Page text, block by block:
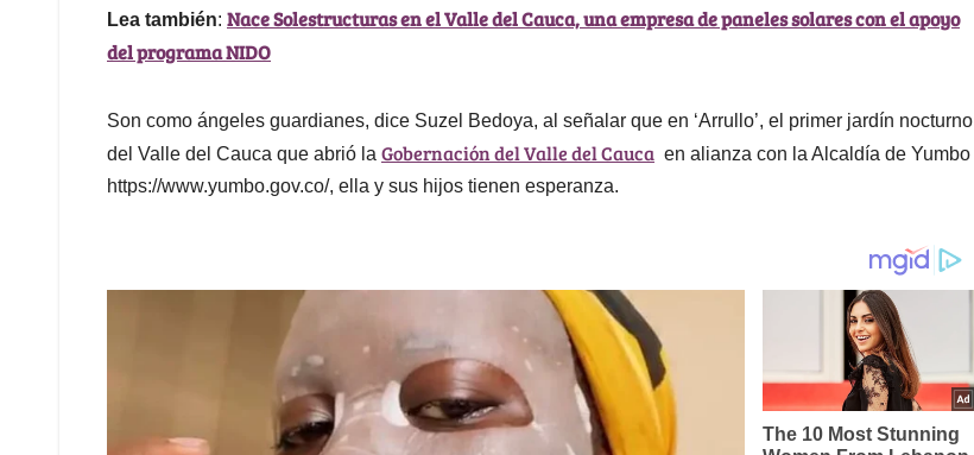
Lea también: Nace Solestructuras en el Valle del Cauca, una empresa de paneles solares con el apoyo
del programa NIDO
Son como ángeles guardianes, dice Suzel Bedoya, al señalar que en ‘Arrullo’, el primer jardín nocturno
del Valle del Cauca que abrió la Gobernación del Valle del Cauca en alianza con la Alcaldía de Yumbo
https://www.yumbo.gov.co/, ella y sus hijos tienen esperanza.